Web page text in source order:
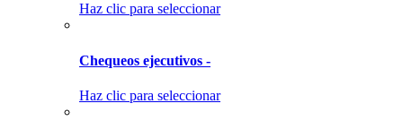
Haz clic para seleccionar
Chequeos ejecutivos -
Haz clic para seleccionar